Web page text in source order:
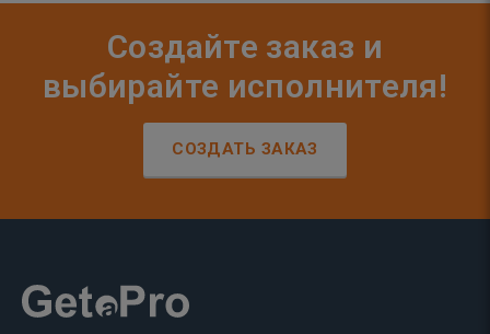
Создайте заказ и
выбирайте исполнителя!
СОЗДАТЬ ЗАКАЗ